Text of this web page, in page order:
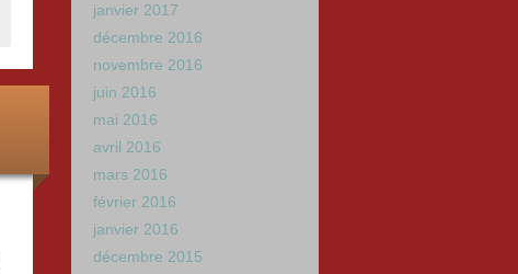
janvier 2017
décembre 2016
novembre 2016
juin 2016
mai 2016
avril 2016
mars 2016
février 2016
janvier 2016
décembre 2015